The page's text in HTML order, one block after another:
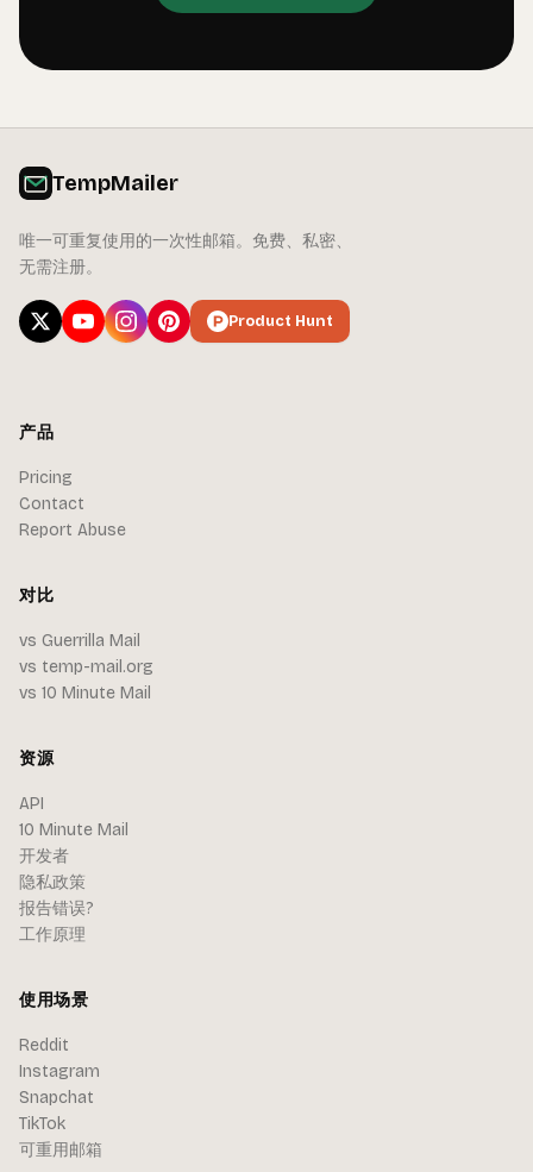
TempMailer
唯一可重复使用的一次性邮箱。免费、私密、
无需注册。
Product Hunt
产品
Pricing
Contact
Report Abuse
对比
vs Guerrilla Mail
vs temp-mail.org
vs 10 Minute Mail
资源
API
10 Minute Mail
开发者
隐私政策
报告错误?
工作原理
使用场景
Reddit
Instagram
Snapchat
TikTok
可重用邮箱